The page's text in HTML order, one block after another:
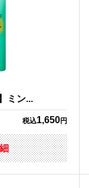
ミン...
税込1,650円